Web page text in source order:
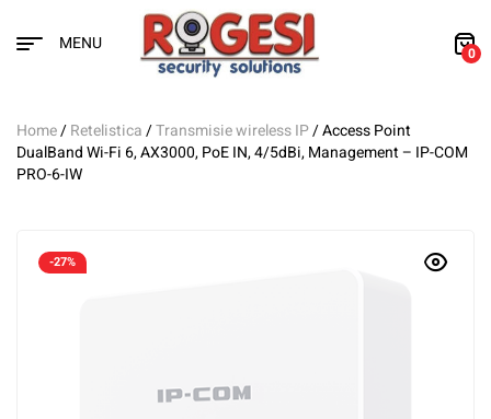
MENU 0
Home/Retelistica/Transmisie wireless IP/ Access Point
DualBand Wi-Fi 6, AX3000, PoE IN, 4/5dBi, Management – IP-COM
PRO-6-IW
-27%